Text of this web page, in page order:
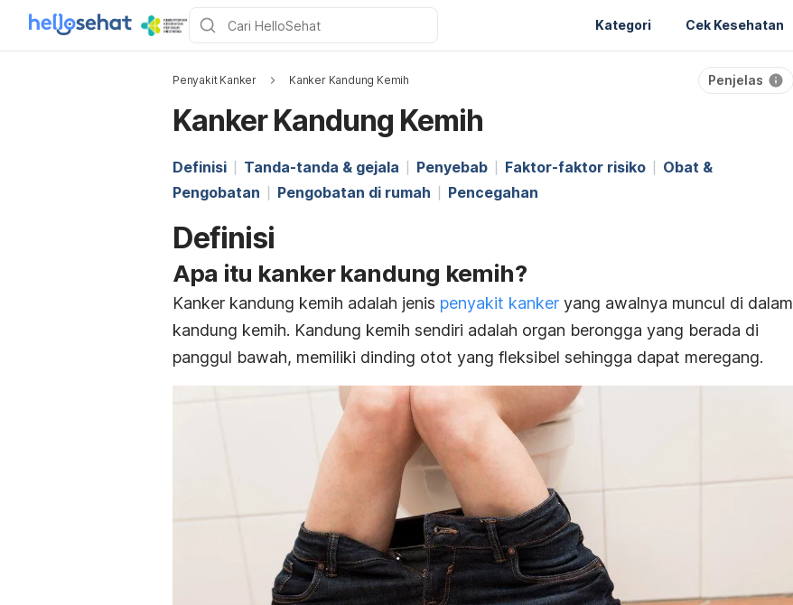
Kategori Cek Kesehatan
Penyakit Kanker Kanker Kandung Kemih Penjelas
Kanker Kandung Kemih
Definisi Tanda-tanda & gejala Penyebab Faktor-faktor risiko
Obat &
Pengobatan
Pengobatan di rumah Pencegahan
Definisi
Apa itu kanker kandung kemih?
Kanker kandung kemih adalah jenis penyakit kanker yang awalnya muncul di dalam
kandung kemih. Kandung kemih sendiri adalah organ berongga yang berada di
panggul bawah, memiliki dinding otot yang fleksibel sehingga dapat meregang.